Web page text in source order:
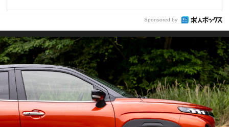
Sponsored by